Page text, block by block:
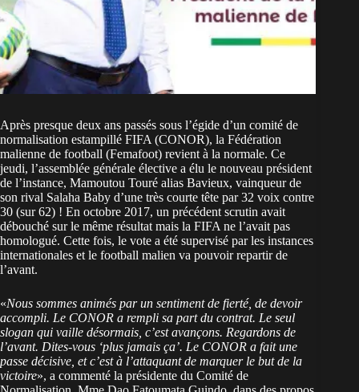
Après presque deux ans passés sous l’égide d’un comité de
normalisation estampillé FIFA (CONOR), la Fédération
malienne de football (Femafoot) revient à la normale. Ce
jeudi, l’assemblée générale élective a élu le nouveau président
de l’instance, Mamoutou Touré alias Bavieux, vainqueur de
son rival Salaha Baby d’une très courte tête par 32 voix contre
30 (sur 62) ! En octobre 2017, un précédent scrutin avait
débouché sur le même résultat mais la FIFA ne l’avait pas
homologué. Cette fois, le vote a été supervisé par les instances
internationales et le football malien va pouvoir repartir de
l’avant.
«Nous sommes animés par un sentiment de fierté, de devoir
accompli. Le CONOR a rempli sa part du contrat. Le seul
slogan qui vaille désormais, c’est avançons. Regardons de
l’avant. Dites-vous ‘plus jamais ça’. Le CONOR a fait une
passe décisive, et c’est à l’attaquant de marquer le but de la
victoire», a commenté la présidente du Comité de